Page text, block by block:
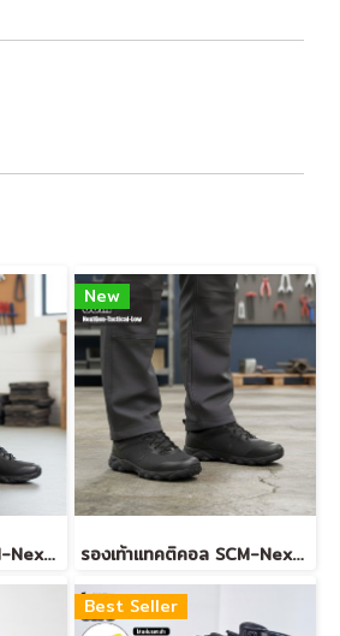
รองเท้าแทคติคอล SCM-NextGen-Tactical-Mid
New
รองเท้าแทคติคอล SCM-NextGen-Tactical-Low
Best Seller